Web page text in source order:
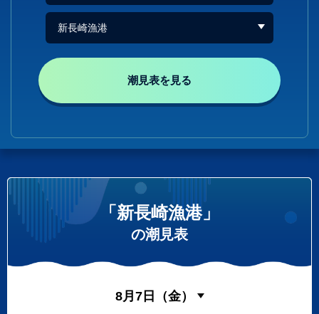
潮見表を見る
「新長崎漁港」
の潮見表